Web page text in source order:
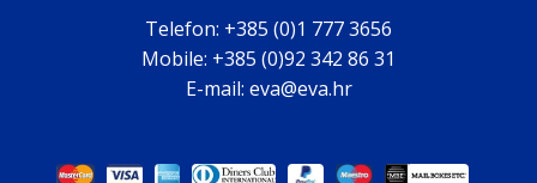
Telefon: +385 (0)1 777 3656
Mobile: +385 (0)92 342 86 31
E-mail: eva@eva.hr